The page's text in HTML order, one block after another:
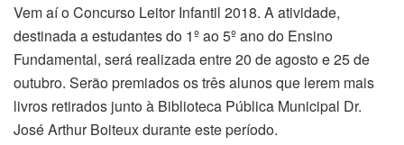
Vem aí o Concurso Leitor Infantil 2018. A atividade,
destinada a estudantes do 1º ao 5º ano do Ensino
Fundamental, será realizada entre 20 de agosto e 25 de
outubro. Serão premiados os três alunos que lerem mais
livros retirados junto à Biblioteca Pública Municipal Dr.
José Arthur Boiteux durante este período.